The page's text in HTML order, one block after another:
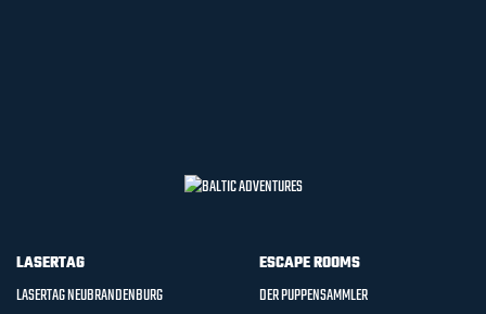
LASERTAG
LASERTAG NEUBRANDENBURG
ESCAPE ROOMS
DER PUPPENSAMMLER